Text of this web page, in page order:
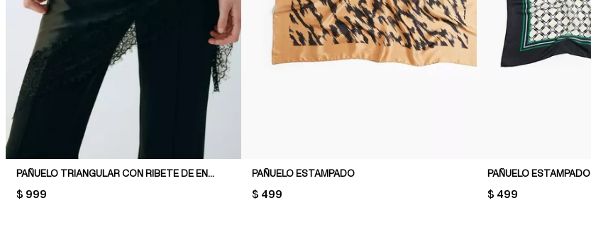
PAÑUELO TRIANGULAR CON RIBETE DE ENCAJE
PRICE:
$ 999
PAÑUELO ESTAMPADO
PRICE:
$ 499
PAÑUELO ESTAMPADO
PRICE:
$ 499